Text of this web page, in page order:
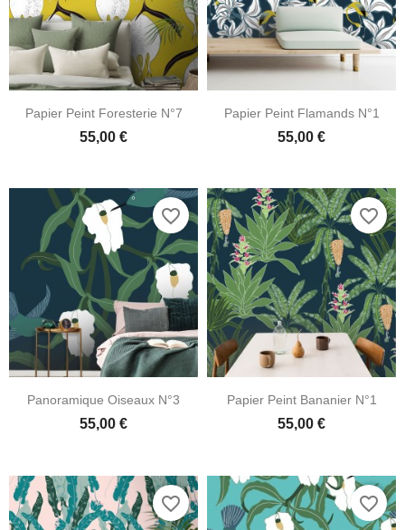
Papier Peint Foresterie N°7
55,00 €
Papier Peint Flamands N°1
55,00 €
Panoramique Oiseaux N°3
55,00 €
favorite_border
Papier Peint Bananier N°1
55,00 €
favorite_border
favorite_border favorite_border